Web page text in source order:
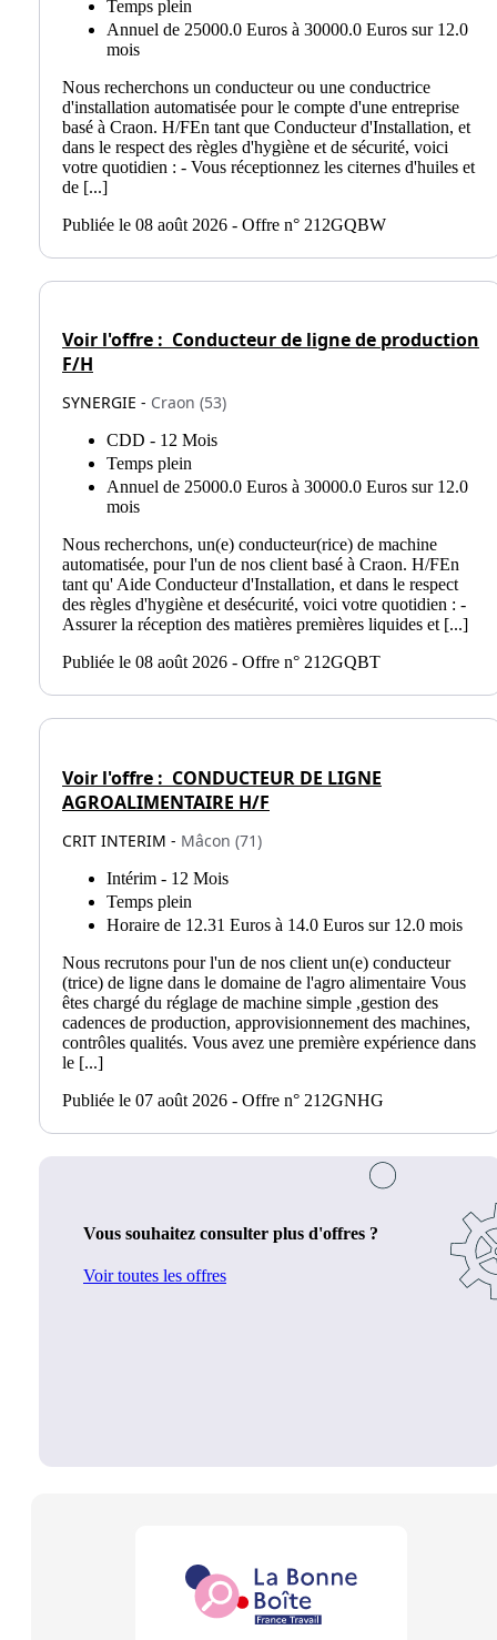
Temps plein
Annuel de 25000.0 Euros à 30000.0 Euros sur 12.0
mois
Nous recherchons un conducteur ou une conductrice
d'installation automatisée pour le compte d'une entreprise
basé à Craon. H/FEn tant que Conducteur d'Installation, et
dans le respect des règles d'hygiène et de sécurité, voici
votre quotidien : - Vous réceptionnez les citernes d'huiles et
de [...]
Publiée le 08 août 2026 - Offre n° 212GQBW
Voir l'offre : Conducteur de ligne de production
F/H
SYNERGIE - Craon (53)
CDD - 12 Mois
Temps plein
Annuel de 25000.0 Euros à 30000.0 Euros sur 12.0
mois
Nous recherchons, un(e) conducteur(rice) de machine
automatisée, pour l'un de nos client basé à Craon. H/FEn
tant qu' Aide Conducteur d'Installation, et dans le respect
des règles d'hygiène et desécurité, voici votre quotidien : -
Assurer la réception des matières premières liquides et [...]
Publiée le 08 août 2026 - Offre n° 212GQBT
Voir l'offre : CONDUCTEUR DE LIGNE
AGROALIMENTAIRE H/F
CRIT INTERIM - Mâcon (71)
Intérim - 12 Mois
Temps plein
Horaire de 12.31 Euros à 14.0 Euros sur 12.0 mois
Nous recrutons pour l'un de nos client un(e) conducteur
(trice) de ligne dans le domaine de l'agro alimentaire Vous
êtes chargé du réglage de machine simple ,gestion des
cadences de production, approvisionnement des machines,
contrôles qualités. Vous avez une première expérience dans
le [...]
Publiée le 07 août 2026 - Offre n° 212GNHG
Vous souhaitez consulter plus d'offres ?
Voir toutes les offres